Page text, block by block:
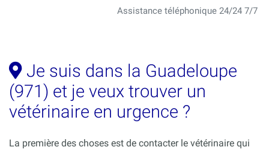
Assistance téléphonique 24/24 7/7
Je suis dans la Guadeloupe
(971) et je veux trouver un
vétérinaire en urgence ?
La première des choses est de contacter le vétérinaire qui